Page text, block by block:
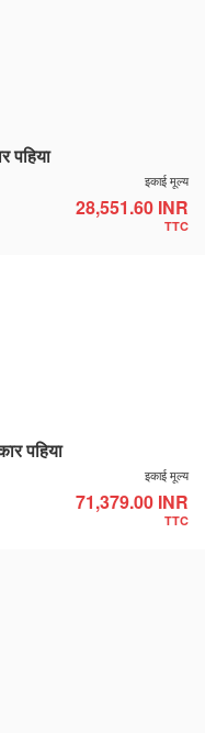
इकाई मूल्य
28,551.60 INR
TTC
पहिया
इकाई मूल्य
71,379.00 INR
TTC